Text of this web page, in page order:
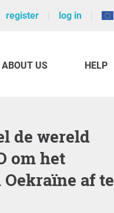
register log in
ABOUT US HELP
om het
af te